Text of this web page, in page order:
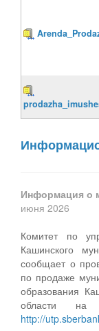
Информация о
июня 2026
Комитет по
Кашинского
сообщает о
по продаже
образования
области на
http://